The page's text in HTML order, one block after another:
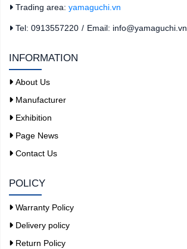
Trading area: yamaguchi.vn
Tel: 0913557220 / Email: info@yamaguchi.vn
INFORMATION
About Us
Manufacturer
Exhibition
Page News
Contact Us
POLICY
Warranty Policy
Delivery policy
Return Policy